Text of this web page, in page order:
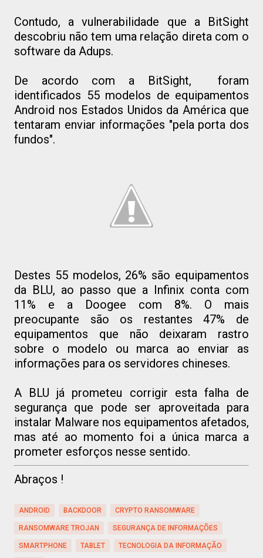
Contudo, a vulnerabilidade que a BitSight
descobriu não tem uma relação direta com o
software da Adups.
De acordo com a BitSight, foram
identificados 55 modelos de equipamentos
Android nos Estados Unidos da América que
tentaram enviar informações "pela porta dos
fundos".
Destes 55 modelos, 26% são equipamentos
da BLU, ao passo que a Infinix conta com
11% e a Doogee com 8%. O mais
preocupante são os restantes 47% de
equipamentos que não deixaram rastro
sobre o modelo ou marca ao enviar as
informações para os servidores chineses.
A BLU já prometeu corrigir esta falha de
segurança que pode ser aproveitada para
instalar Malware nos equipamentos afetados,
mas até ao momento foi a única marca a
prometer esforços nesse sentido.
Abraços !
ANDROID BACKDOOR CRYPTO RANSOMWARE
RANSOMWARE TROJAN SEGURANÇA DE INFORMAÇÕES
SMARTPHONE TABLET TECNOLOGIA DA INFORMAÇÃO